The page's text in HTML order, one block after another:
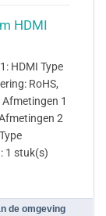
HDMI
HDMI Type
RoHS,
Afmetingen 1
2
1 stuk(s)
de omgeving